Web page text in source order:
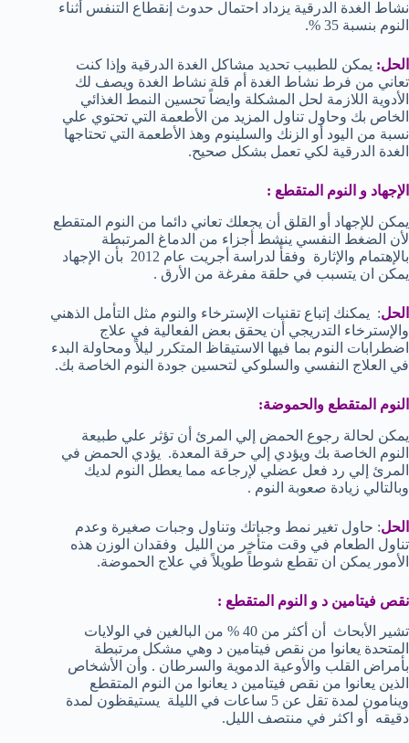
نشاط الغدة الدرقية يزداد احتمال حدوث إنقطاع التنفس أثناء
النوم بنسبة 35 %.
الحل: يمكن للطبيب تحديد مشاكل الغدة الدرقية وإذا كنت
تعاني من فرط نشاط الغدة أم قلة نشاط الغدة ويصف لك
الأدوية اللازمة لحل المشكلة وايضاً تحسين النمط الغذائي
الخاص بك وحاول تناول المزيد من الأطعمة التي تحتوي علي
نسبة من اليود أو الزنك والسلينوم وهذ الأطعمة التي تحتاجها
الغدة الدرقية لكي تعمل بشكل صحيح.
الإجهاد و النوم المتقطع :
يمكن للإجهاد أو القلق أن يجعلك تعاني دائما من النوم المتقطع
لأن الضغط النفسي ينشط أجزاء من الدماغ المرتبطة
بالإهتمام والإثارة وفقأً لدراسة أجريت عام 2012 بأن الإجهاد
يمكن ان يتسبب في حلقة مفرغة من الأرق .
الحل: يمكنك إتباع تقنيات الإسترخاء والنوم مثل التأمل الذهني
والإسترخاء التدريجي أن يحقق بعض الفعالية في علاج
اضطرابات النوم بما فيها الاستيقاظ المتكرر ليلاً ومحاولة البدء
في العلاج النفسي والسلوكي لتحسين جودة النوم الخاصة بك.
النوم المتقطع والحموضة:
يمكن لحالة رجوع الحمض إلي المرئ أن تؤثر علي طبيعة
النوم الخاصة بك ويؤدي إلي حرقة المعدة. يؤدي الحمض في
المرئ إلي رد فعل عضلي لإرجاعه مما يعطل النوم لديك
وبالتالي زيادة صعوبة النوم .
الحل: حاول تغير نمط وجباتك وتناول وجبات صغيرة وعدم
تناول الطعام في وقت متأخر من الليل وفقدان الوزن هذه
الأمور يمكن ان تقطع شوطاً طويلاً في علاج الحموضة.
نقص فيتامين د و النوم المتقطع :
تشير الأبحاث أن أكثر من 40 % من البالغين في الولايات
المتحدة يعانوا من نقص فيتامين د وهي مشكل مرتبطة
بأمراض القلب والأوعية الدموية والسرطان . وأن الأشخاص
الذين يعانوا من نقص فيتامين د يعانوا من النوم المتقطع
وينامون لمدة تقل عن 5 ساعات في الليلة يستيقظون لمدة
دقيقه أو اكثر في منتصف الليل.